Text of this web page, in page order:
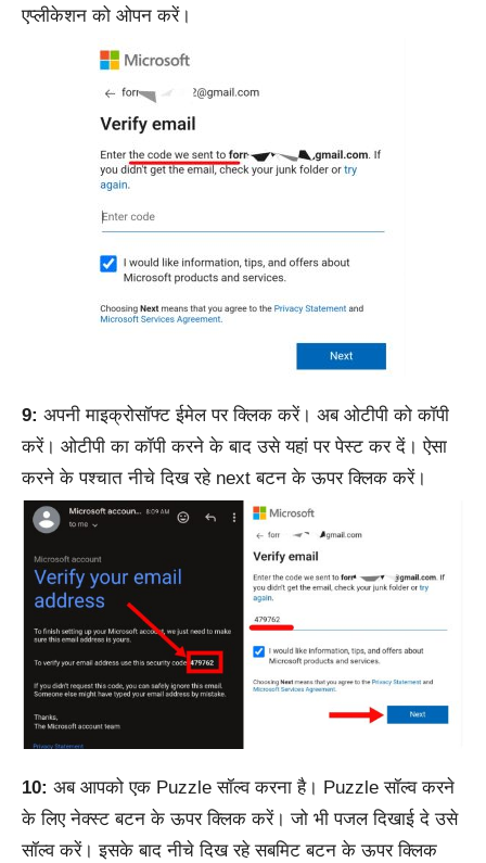
एप्लीकेशन को ओपन करें।
9: अपनी माइक्रोसॉफ्ट ईमेल पर क्लिक करें। अब ओटीपी को कॉपी
करें। ओटीपी का कॉपी करने के बाद उसे यहां पर पेस्ट कर दें। ऐसा
करने के पश्चात नीचे दिख रहे next बटन के ऊपर क्लिक करें।
10: अब आपको एक Puzzle सॉल्व करना है। Puzzle सॉल्व करने
के लिए नेक्स्ट बटन के ऊपर क्लिक करें। जो भी पजल दिखाई दे उसे
सॉल्व करें। इसके बाद नीचे दिख रहे सबमिट बटन के ऊपर क्लिक